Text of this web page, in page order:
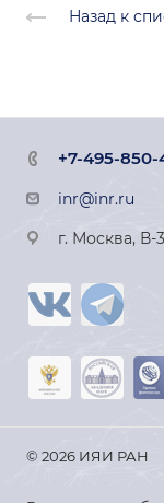
Назад к
+7-495-850-
inr@inr.ru
г. Москва, В-
© 2026 ИЯИ РАН